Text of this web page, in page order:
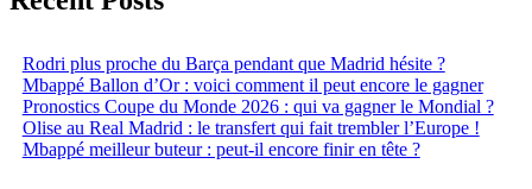
Rodri plus proche du Barça pendant que Madrid hésite ?
Mbappé Ballon d’Or : voici comment il peut encore le gagner
Pronostics Coupe du Monde 2026 : qui va gagner le Mondial ?
Olise au Real Madrid : le transfert qui fait trembler l’Europe !
Mbappé meilleur buteur : peut-il encore finir en tête ?